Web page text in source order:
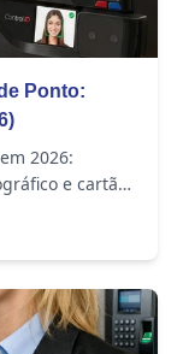
Ponto:
2026:
e cartão